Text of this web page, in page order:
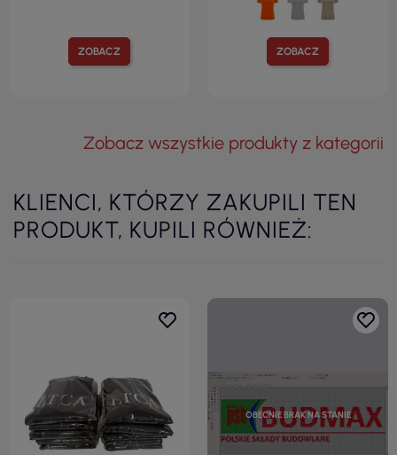
ZOBACZ ZOBACZ
Zobacz wszystkie produkty z kategorii
KLIENCI, KTÓRZY ZAKUPILI TEN
PRODUKT, KUPILI RÓWNIEŻ:
OBECNIE BRAK NA STANIE